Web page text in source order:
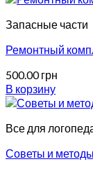
Запасные части
Ремонтный
500.00грн
В корзину
Все для
Советы и